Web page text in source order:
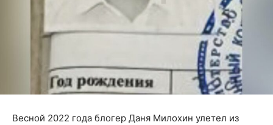
Весной 2022 года блогер Даня Милохин улетел из